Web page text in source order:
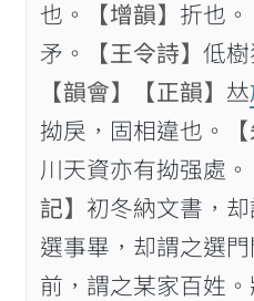
也。
【增韻】 折也。
矛。
【王令詩】 低
【韻會】
【正韻】 𠀤
拗戾，固相違也。
川天資亦有拗强處。
記】 初冬納文書，
選事畢，却謂之選
前，謂之某家百姓